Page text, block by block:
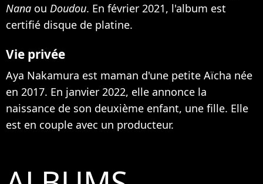
Nana ou Doudou. En février 2021, l'album est
certifié disque de platine.
Vie privée
Aya Nakamura est maman d'une petite Aïcha née
en 2017. En janvier 2022, elle annonce la
naissance de son deuxième enfant, une fille. Elle
est en couple avec un producteur.